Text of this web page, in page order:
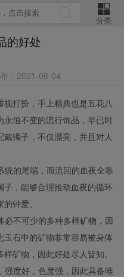
分类
的好处
：2021-06-04
打扮，手上精典也是五花八
恒不变的流行饰品，早已时
镯子，不仅漂亮，并且对人
统的尾端，而流回的血夜全靠
，能够合理推动血夜的循环
钟爱。
必不可少的多种多样矿物，因
石中的矿物非常容易被身体
矿物，因此好处尽人皆知。
强度好，色度强，因此具备唯